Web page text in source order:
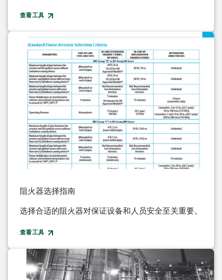
查看工具
阻火器选择指南
选择合适的阻火器对保证设备和人员安全至关重要。
查看工具